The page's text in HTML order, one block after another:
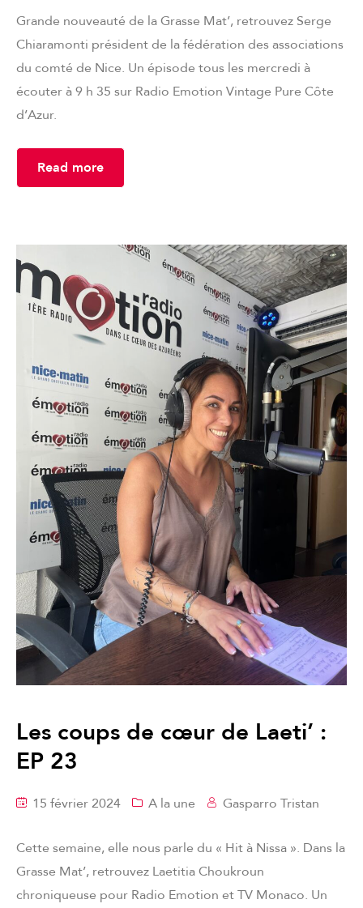
Grande nouveauté de la Grasse Mat’, retrouvez Serge
Chiaramonti président de la fédération des associations
du comté de Nice. Un épisode tous les mercredi à
écouter à 9 h 35 sur Radio Emotion Vintage Pure Côte
d’Azur.
Read more
Les coups de cœur de Laeti’ :
EP 23
15 février 2024 A la une Gasparro Tristan
Cette semaine, elle nous parle du « Hit à Nissa ». Dans la
Grasse Mat’, retrouvez Laetitia Choukroun
chroniqueuse pour Radio Emotion et TV Monaco. Un